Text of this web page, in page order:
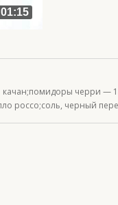
качан;помидоры черри
россо;соль, черный